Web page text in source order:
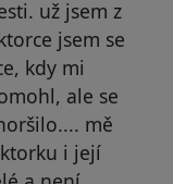
už jsem z
jsem se
kdy mi
ale se
mě
i její